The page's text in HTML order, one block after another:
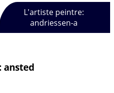
L'artiste peintre:
andriessen-a
ansted